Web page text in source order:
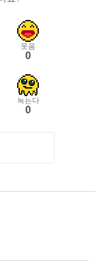
웃음
0
녹는다
0